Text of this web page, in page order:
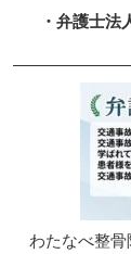
・ 弁護士法
わたなべ整